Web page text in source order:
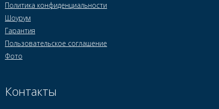
Политика конфиденциальности
Шоурум
Гарантия
Пользовательское соглашение
Фото
Контакты